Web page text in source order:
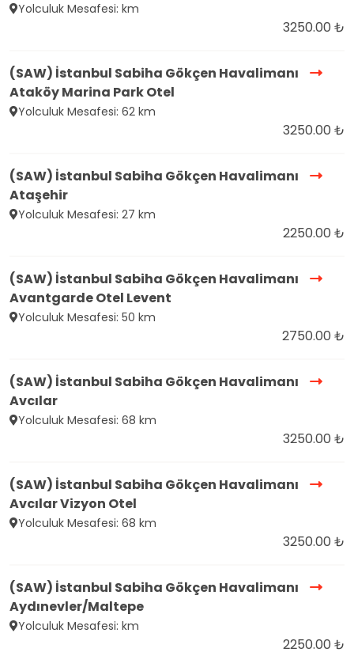
Yolculuk Mesafesi: km
3250.00 ₺
(SAW) İstanbul Sabiha Gökçen Havalimanı
Ataköy Marina Park Otel
Yolculuk Mesafesi: 62 km
3250.00 ₺
(SAW) İstanbul Sabiha Gökçen Havalimanı
Ataşehir
Yolculuk Mesafesi: 27 km
2250.00 ₺
(SAW) İstanbul Sabiha Gökçen Havalimanı
Avantgarde Otel Levent
Yolculuk Mesafesi: 50 km
2750.00 ₺
(SAW) İstanbul Sabiha Gökçen Havalimanı
Avcılar
Yolculuk Mesafesi: 68 km
3250.00 ₺
(SAW) İstanbul Sabiha Gökçen Havalimanı
Avcılar Vizyon Otel
Yolculuk Mesafesi: 68 km
3250.00 ₺
(SAW) İstanbul Sabiha Gökçen Havalimanı
Aydınevler/Maltepe
Yolculuk Mesafesi: km
2250.00 ₺